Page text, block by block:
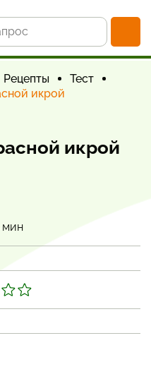
Рецепты
Тест
икрой
икрой
мин